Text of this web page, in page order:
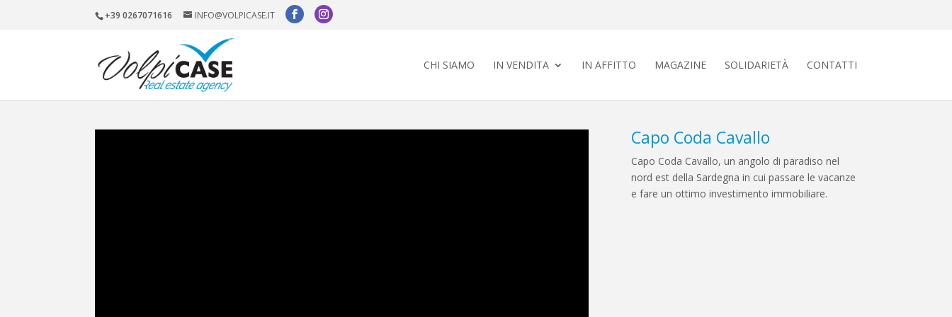
+39 0267071616 INFO@VOLPICASE.IT
CHI SIAMO IN VENDITA IN AFFITTO MAGAZINE SOLIDARIETÀ CONTATTI
Capo Coda Cavallo
Capo Coda Cavallo, un angolo di paradiso nel
nord est della Sardegna in cui passare le vacanze
e fare un ottimo investimento immobiliare.